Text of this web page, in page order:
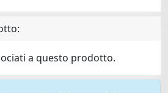
a questo prodotto.